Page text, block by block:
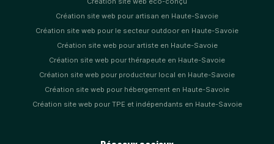
Création site web pour artisan en Haute-Savoie
Création site web pour le secteur outdoor en Haute-Savoie
Création site web pour artiste en Haute-Savoie
Création site web pour thérapeute en Haute-Savoie
Création site web pour producteur local en Haute-Savoie
Création site web pour hébergement en Haute-Savoie
Création site web pour TPE et indépendants en Haute-Savoie